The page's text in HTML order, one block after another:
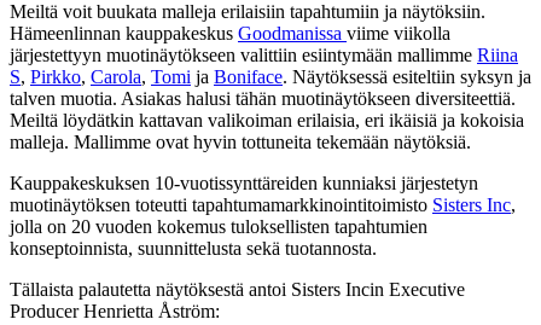
Meiltä voit buukata malleja erilaisiin tapahtumiin ja näytöksiin.
Hämeenlinnan kauppakeskus Goodmanissa viime viikolla
järjestettyyn muotinäytökseen valittiin esiintymään mallimme Riina
S, Pirkko, Carola, Tomi ja Boniface. Näytöksessä esiteltiin syksyn ja
talven muotia. Asiakas halusi tähän muotinäytökseen diversiteettiä.
Meiltä löydätkin kattavan valikoiman erilaisia, eri ikäisiä ja kokoisia
malleja. Mallimme ovat hyvin tottuneita tekemään näytöksiä.
Kauppakeskuksen 10-vuotissynttäreiden kunniaksi järjestetyn
muotinäytöksen toteutti tapahtumamarkkinointitoimisto Sisters Inc,
jolla on 20 vuoden kokemus tuloksellisten tapahtumien
konseptoinnista, suunnittelusta sekä tuotannosta.
Tällaista palautetta näytöksestä antoi Sisters Incin Executive
Producer Henrietta Åström: